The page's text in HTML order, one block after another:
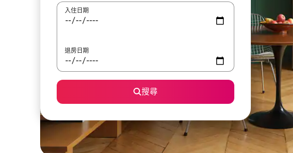
入住日期
退房日期
搜尋